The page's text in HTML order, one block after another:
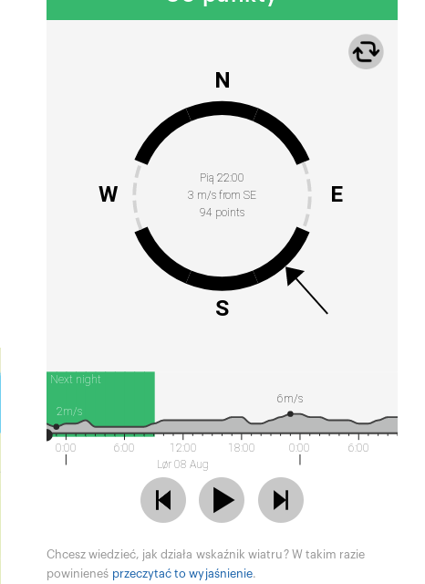
Pią 22:00
3 m/s from SE
94 points
N
E
S
W
Next night
0:00 6:00
12:00
Lør 08 Aug
18:00 0:00 6:00
6m/s
2m/s
Chcesz wiedzieć, jak działa wskaźnik wiatru? W takim razie
powinieneś przeczytać to wyjaśnienie.